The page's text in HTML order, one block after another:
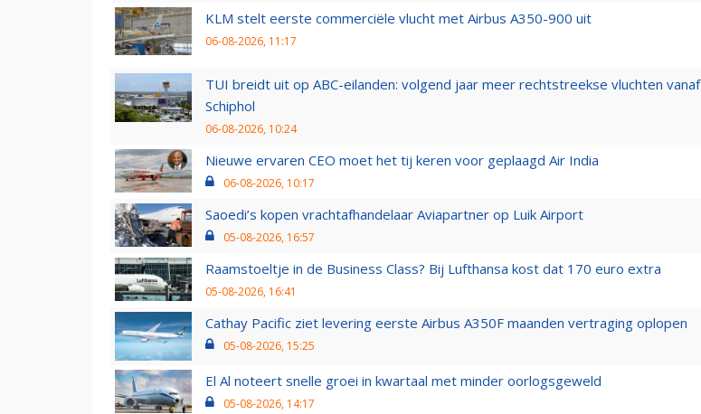
KLM stelt eerste commerciële vlucht met Airbus A350-900 uit
06-08-2026, 11:17
TUI breidt uit op ABC-eilanden: volgend jaar meer rechtstreekse vluchten vanaf
Schiphol
06-08-2026, 10:24
Nieuwe ervaren CEO moet het tij keren voor geplaagd Air India
06-08-2026, 10:17
Saoedi’s kopen vrachtafhandelaar Aviapartner op Luik Airport
05-08-2026, 16:57
Raamstoeltje in de Business Class? Bij Lufthansa kost dat 170 euro extra
05-08-2026, 16:41
Cathay Pacific ziet levering eerste Airbus A350F maanden vertraging oplopen
05-08-2026, 15:25
El Al noteert snelle groei in kwartaal met minder oorlogsgeweld
05-08-2026, 14:17